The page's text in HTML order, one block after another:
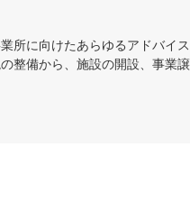
所に向けたあらゆるアドバイ
整備から、施設の開設、事業